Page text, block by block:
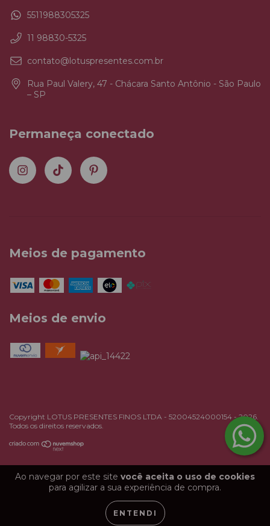
Ao navegar por este site você aceita o uso de cookies
para agilizar a sua experiência de compra.
ENTENDI
5511988305325
11 98830-5325
contato@lotuspresentes.com.br
Rua Paul Valery, 47 - Chácara Santo Antônio - São Paulo
– SP
Permaneça conectado
Meios de pagamento
Meios de envio
Copyright LOTUS PRESENTES FINOS LTDA - 52004524000154 - 2026.
Todos os direitos reservados.